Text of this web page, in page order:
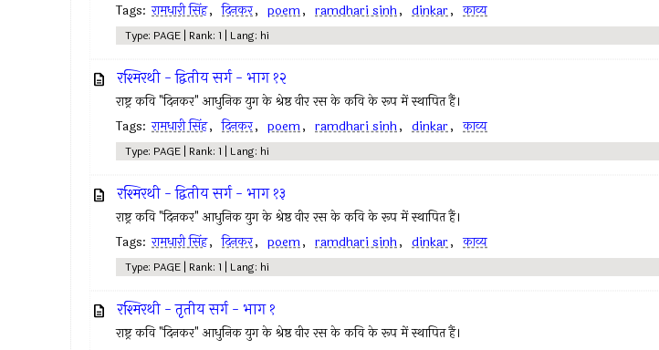
Tags: रामधारी सिंह, दिनकर, poem, ramdhari sinh, dinkar, काव्य
Type: PAGE | Rank: 1 | Lang: hi
रश्मिरथी - द्वितीय सर्ग - भाग १२
राष्ट्र कवि "दिनकर" आधुनिक युग के श्रेष्ठ वीर रस के कवि के रूप में स्थापित हैं।
Tags: रामधारी सिंह, दिनकर, poem, ramdhari sinh, dinkar, काव्य
Type: PAGE | Rank: 1 | Lang: hi
रश्मिरथी - द्वितीय सर्ग - भाग १३
राष्ट्र कवि "दिनकर" आधुनिक युग के श्रेष्ठ वीर रस के कवि के रूप में स्थापित हैं।
Tags: रामधारी सिंह, दिनकर, poem, ramdhari sinh, dinkar, काव्य
Type: PAGE | Rank: 1 | Lang: hi
रश्मिरथी - तृतीय सर्ग - भाग १
राष्ट्र कवि "दिनकर" आधुनिक युग के श्रेष्ठ वीर रस के कवि के रूप में स्थापित हैं।